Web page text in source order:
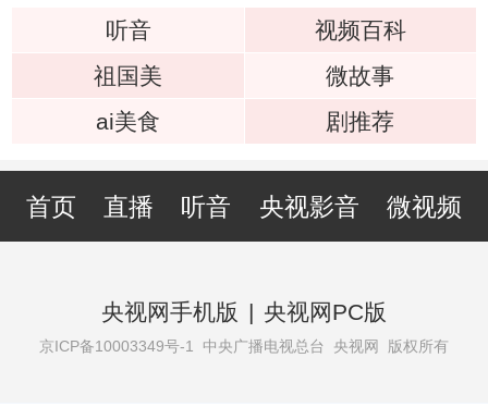
听音
视频百科
祖国美
微故事
ai美食
剧推荐
首页 直播 听音 央视影音 微视频
央视网手机版 | 央视网PC版
京ICP备10003349号-1 中央广播电视总台 央视网 版权所有